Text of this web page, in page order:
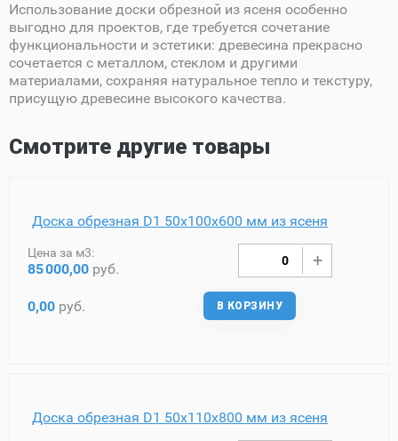
Использование доски обрезной из ясеня особенно
выгодно для проектов, где требуется сочетание
функциональности и эстетики: древесина прекрасно
сочетается с металлом, стеклом и другими
материалами, сохраняя натуральное тепло и текстуру,
присущую древесине высокого качества.
Смотрите другие товары
Доска обрезная D1 50х100х600 мм из ясеня
Цена за м3:
85000,00 руб.
0,00 руб. В КОРЗИНУ
Доска обрезная D1 50х110х800 мм из ясеня